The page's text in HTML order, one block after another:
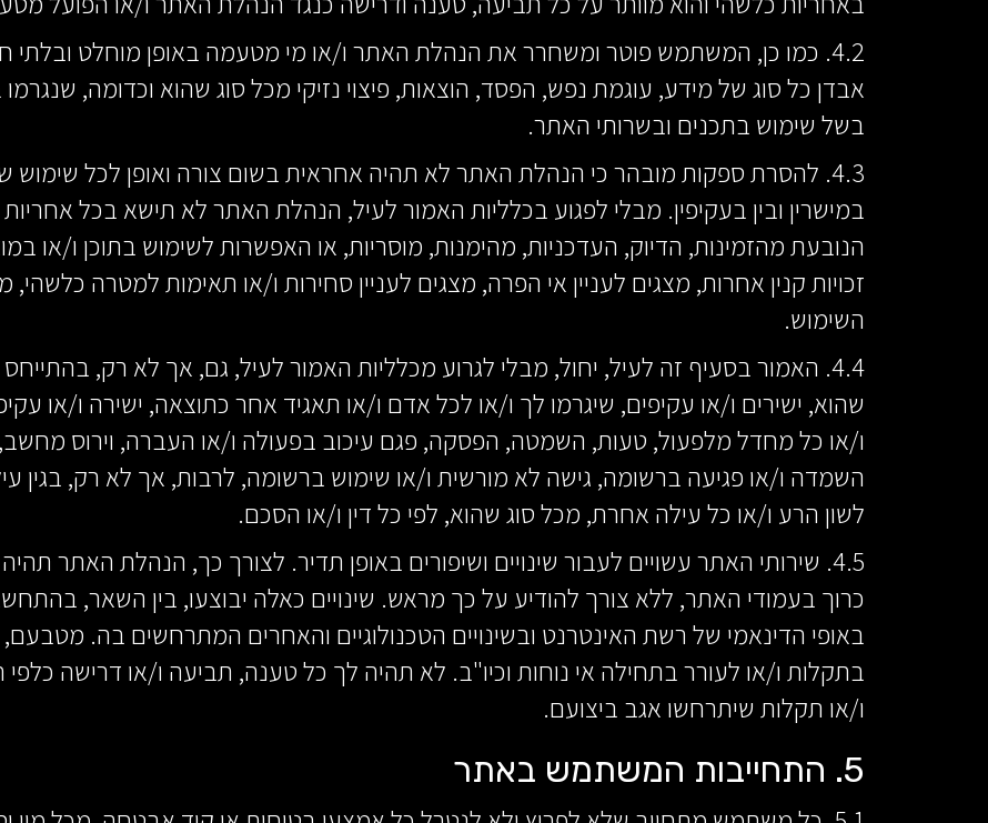
4.2. כמו כן, המשתמש פוטר ומשחרר את הנהלת האתר ו/או מי מטעמה באופן מוחלט ובלתי
אבדן כל סוג של מידע, עוגמת נפש, הפסד, הוצאות, פיצוי נזיקי מכל סוג שהוא וכדומה, שנגרמו
בשל שימוש בתכנים ובשרותי האתר.
4.3. להסרת ספקות מובהר כי הנהלת האתר לא תהיה אחראית בשום צורה ואופן לכל
במישרין ובין בעקיפין. מבלי לפגוע בכלליות האמור לעיל, הנהלת האתר לא תישא בכל
הנובעת מהזמינות, הדיוק, העדכניות, מהימנות, מוסריות, או האפשרות לשימוש בתוכן ו/או
זכויות קנין אחרות, מצגים לעניין אי הפרה, מצגים לעניין סחירות ו/או תאימות למטרה
השימוש.
4.4. האמור בסעיף זה לעיל, יחול, מבלי לגרוע מכלליות האמור לעיל, גם, אך לא רק,
שהוא, ישירים ו/או עקיפים, שיגרמו לך ו/או לכל אדם ו/או תאגיד אחר כתוצאה, ישירה ו/או
ו/או כל מחדל מלפעול, טעות, השמטה, הפסקה, פגם עיכוב בפעולה ו/או העברה, וירוס מחשב,
השמדה ו/או פגיעה ברשומה, גישה לא מורשית ו/או שימוש ברשומה, לרבות, אך לא רק, בגין
לשון הרע ו/או כל עילה אחרת, מכל סוג שהוא, לפי כל דין ו/או הסכם.
4.5. שירותי האתר עשויים לעבור שינויים ושיפורים באופן תדיר. לצורך כך, הנהלת האתר
כרוך בעמודי האתר, ללא צורך להודיע על כך מראש. שינויים כאלה יבוצעו, בין השאר,
באופי הדינאמי של רשת האינטרנט ובשינויים הטכנולוגיים והאחרים המתרחשים בה. מטבעם,
בתקלות ו/או לעורר בתחילה אי נוחות וכיו"ב. לא תהיה לך כל טענה, תביעה ו/או דרישה כלפי
ו/או תקלות שיתרחשו אגב ביצועם.
5. התחייבות המשתמש באתר